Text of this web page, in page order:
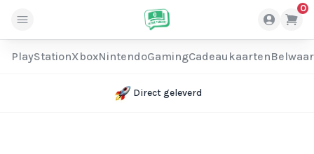
0
PlayStationXboxNintendoGamingCadeaukaarten
Direct geleverd